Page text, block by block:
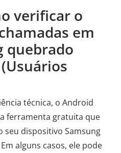
verificar o
em
quebrado
técnica, o Android
ferramenta gratuita que
seu dispositivo Samsung
alguns casos, ele pode